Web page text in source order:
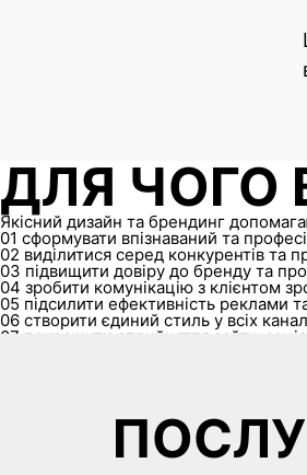
ДЛЯ ЧОГО
Якісний дизайн та брендинг
01 сформувати впізнаваний та
02 виділитися серед конкурентів та
03 підвищити довіру до бренду та
04 зробити комунікацію з клієнтом
05 підсилити ефективність реклами
06 створити єдиний стиль у всіх
07 покращити сприйняття сайту,